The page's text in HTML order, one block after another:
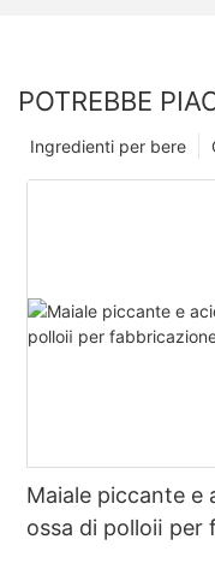
POTREBBE
Ingredienti per bere
Maiale piccante e
ossa di polloⅱ